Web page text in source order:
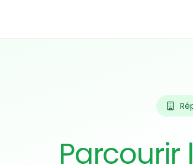
Parcourir